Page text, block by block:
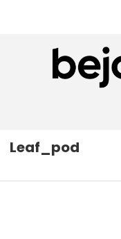
Leaf_pod